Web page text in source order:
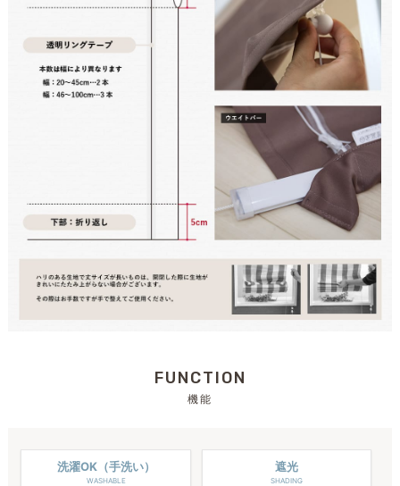
FUNCTION
機能
洗濯OK（手洗い）
WASHABLE
遮光
SHADING